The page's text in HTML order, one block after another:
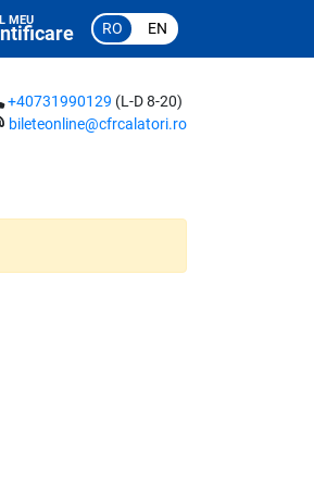
MEU RO EN
+40731990129 (L-D 8-20)
bileteonline@cfrcalatori.ro